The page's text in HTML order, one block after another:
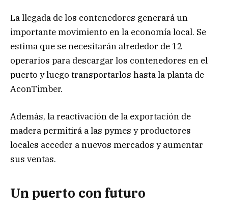
La llegada de los contenedores generará un
importante movimiento en la economía local. Se
estima que se necesitarán alrededor de 12
operarios para descargar los contenedores en el
puerto y luego transportarlos hasta la planta de
AconTimber.
Además, la reactivación de la exportación de
madera permitirá a las pymes y productores
locales acceder a nuevos mercados y aumentar
sus ventas.
Un puerto con futuro